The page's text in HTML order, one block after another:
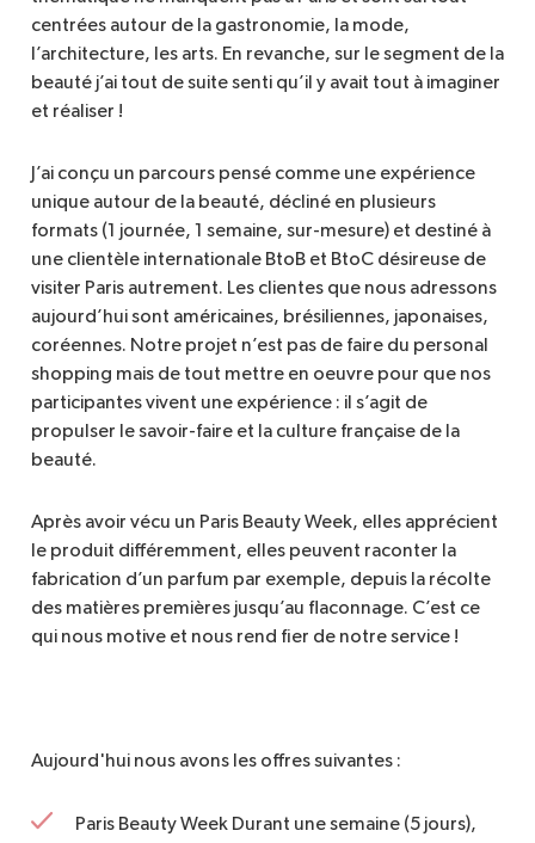
centrées autour de la gastronomie, la mode,
l’architecture, les arts. En revanche, sur le segment de la
beauté j’ai tout de suite senti qu’il y avait tout à imaginer
et réaliser !
J’ai conçu un parcours pensé comme une expérience
unique autour de la beauté, décliné en plusieurs
formats (1 journée, 1 semaine, sur-mesure) et destiné à
une clientèle internationale BtoB et BtoC désireuse de
visiter Paris autrement. Les clientes que nous adressons
aujourd’hui sont américaines, brésiliennes, japonaises,
coréennes. Notre projet n’est pas de faire du personal
shopping mais de tout mettre en oeuvre pour que nos
participantes vivent une expérience : il s’agit de
propulser le savoir-faire et la culture française de la
beauté.
Après avoir vécu un Paris Beauty Week, elles apprécient
le produit différemment, elles peuvent raconter la
fabrication d’un parfum par exemple, depuis la récolte
des matières premières jusqu’au flaconnage. C’est ce
qui nous motive et nous rend fier de notre service !
Aujourd'hui nous avons les offres suivantes :
Paris Beauty Week Durant une semaine (5 jours),